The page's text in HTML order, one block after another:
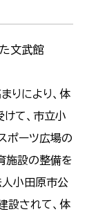
文武館
りにより、体
て、市立小
ポーツ広場の
施設の整備を
小田原市公
設されて、体